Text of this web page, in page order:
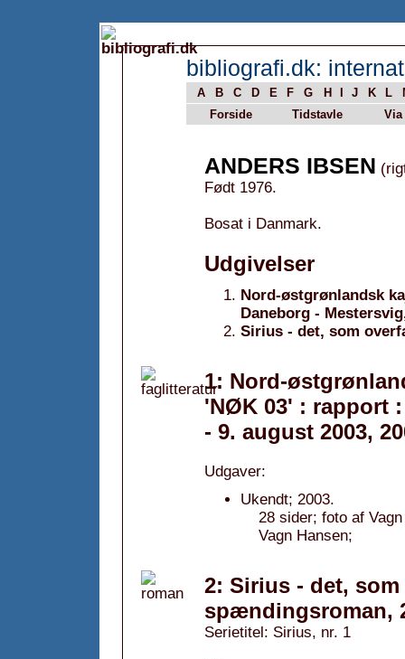
bibliografi.dk:
A B C D E F G H J K L
Forside
Tidstavle Via
ANDERS IBSEN
Født 1976.
Bosat i Danmark.
Udgivelser
Nord-østgrønlandsk
Daneborg -
Sirius - det, som
1: Nord-
'NØK 03' : rapport
- 9. august 2003,
Udgaver:
Ukendt; 2003.
28 sider; foto af
Vagn Hansen;
2: Sirius - det,
spændingsroman,
Serietitel: Sirius, nr. 1